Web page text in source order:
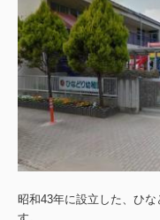
昭和43年に設立した、ひ